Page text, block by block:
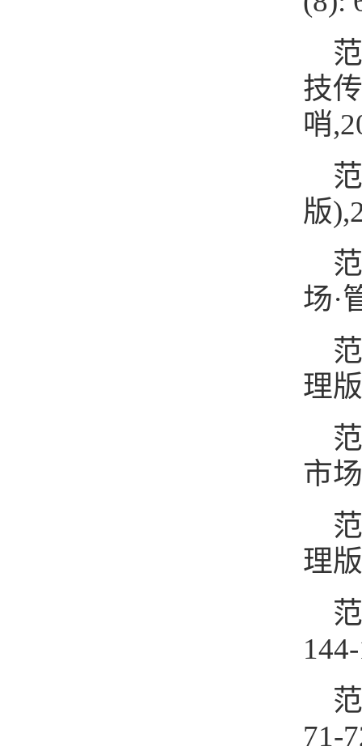
技
哨
版
场·
理
市
理
71-